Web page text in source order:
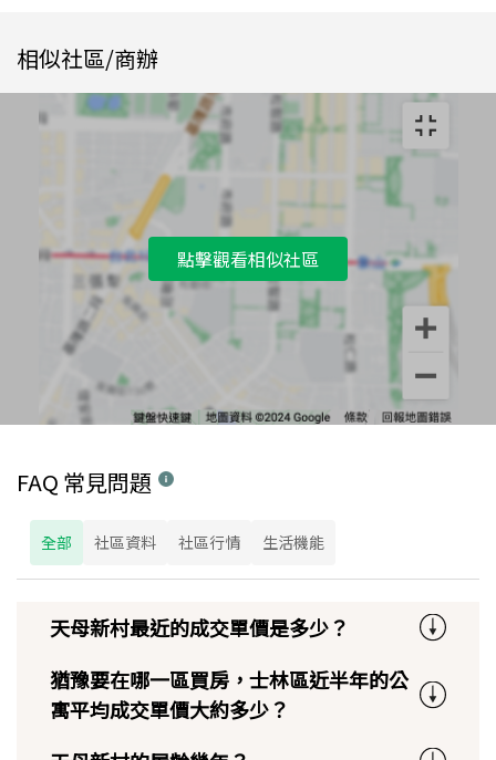
相似社區/商辦
點擊觀看相似社區
FAQ 常見問題
全部 社區資料 社區行情 生活機能
天母新村最近的成交單價是多少？
猶豫要在哪一區買房，士林區近半年的公
寓平均成交單價大約多少？